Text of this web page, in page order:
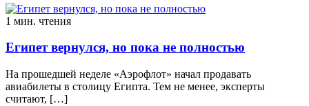
1 мин. чтения
Египет вернулся, но пока не полностью
На прошедшей неделе «Аэрофлот» начал продавать
авиабилеты в столицу Египта. Тем не менее, эксперты
считают, […]